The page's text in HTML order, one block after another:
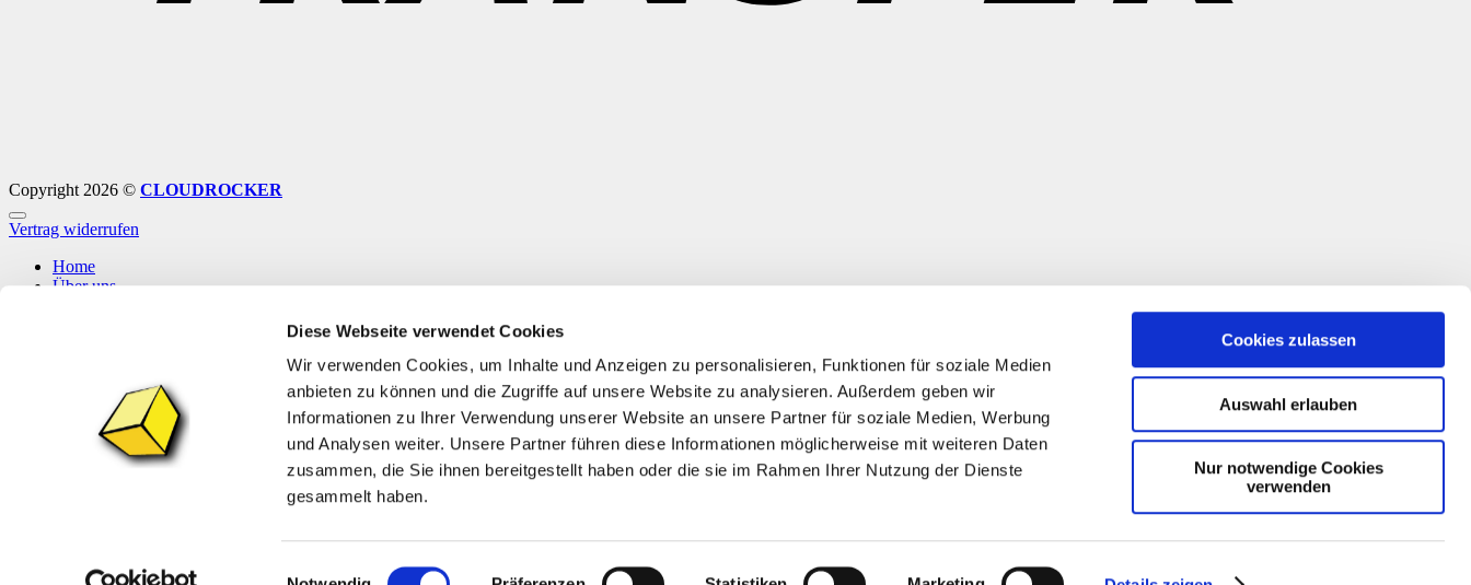
Diese Webseite verwendet Cookies
Wir verwenden Cookies, um Inhalte und Anzeigen zu personalisieren, Funktionen für soziale Medien
anbieten zu können und die Zugriffe auf unsere Website zu analysieren. Außerdem geben wir
Informationen zu Ihrer Verwendung unserer Website an unsere Partner für soziale Medien, Werbung
und Analysen weiter. Unsere Partner führen diese Informationen möglicherweise mit weiteren Daten
zusammen, die Sie ihnen bereitgestellt haben oder die sie im Rahmen Ihrer Nutzung der Dienste
gesammelt haben.
Einwilligungsauswahl
Cookies zulassen
Auswahl erlauben
Nur notwendige Cookies
verwenden
Copyright 2026 © CLOUDROCKER
Vertrag widerrufen
Home
Über uns
Anmelden
Erforderlich